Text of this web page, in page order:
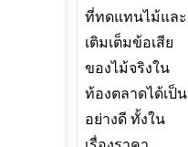
ที่ทดแทนไม้และ
เติมเต็มข้อเสีย
ของไม้จริงใน
ท้องตลาดได้เป็น
อย่างดี ทั้งใน